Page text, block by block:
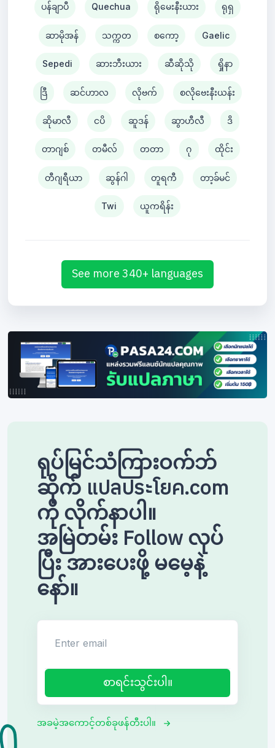
ပန်ချာပီ Quechua ရိုမေးနီးယား ရုရှ
ဆာမိုအန် သက္ကတ စကော့ Gaelic
Sepedi ဆားဘီးယား ဆီဆိုသို ရှိုနာ
ဒြီ ဆင်ဟာလ လိုဗက် စလိုဗေးနီးယန်း
ဆိုမာလီ ငပိ ဆူဒန် ဆွာဟီလီ ဒိ
တာဂျစ် တမီလ် တတာ ဂု ထိုင်း
တီဂျရီယာ ဆွန်ဂါ တူရကီ တာ့ခ်မင်
Twi ယူကရိန်း
See more 340+ languages
ရုပ်မြင်သံကြားဝက်ဘ်
ဆိုက် แปลประโยค.com
ကို လိုက်နာပါ။
အမြဲတမ်း Follow လုပ်
ပြီး အားပေးဖို့ မမေ့နဲ့
နော်။
စာရင်းသွင်းပါ။
အခမဲ့အကောင့်တစ်ခုဖန်တီးပါ။